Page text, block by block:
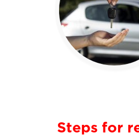
Steps for